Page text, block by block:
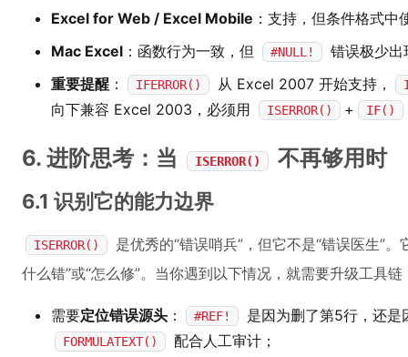
Excel for Web / Excel Mobile ：支持，但条件格式
Mac Excel ：函数行为一致，但 #NULL!
错误极少出
重要提醒 ： IFERROR() 从 Excel 2007 开始支持，
向下兼容 Excel 2003，必须用 ISERROR() + IF()
6. 进阶思考：当 ISERROR() 不再够用时
6.1 识别它的能力边界
ISERROR()
是优秀的“错误哨兵”，但它不是“错误医生”
什么错”或“怎么修”。当你遇到以下情况，就需要升级工具链
需要定位错误源头 ： #REF! 是因为删了第5行，还
FORMULATEXT()
配合人工审计；